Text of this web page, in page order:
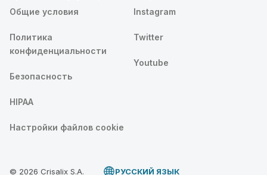
Общие условия
Политика
конфиденциальности
Безопасность
HIPAA
Настройки файлов cookie
Instagram
Twitter
Youtube
© 2026 Crisalix S.A. PУССКИЙ ЯЗЫК